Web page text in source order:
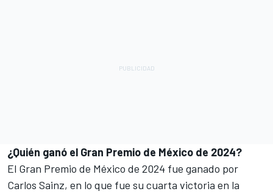
¿Quién ganó el Gran Premio de México de 2024?
El Gran Premio de México de 2024 fue ganado por
Carlos Sainz, en lo que fue su cuarta victoria en la